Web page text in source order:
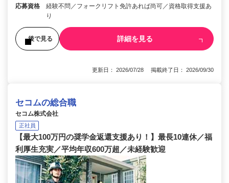
応募資格
経験不問／フォークリフト免許あれば尚可／資格取得支援あ
り
後で見る 詳細を見る
更新日： 2026/07/28 掲載終了日： 2026/09/30
セコムの総合職
セコム株式会社
正社員
【最大100万円の奨学金返還支援あり！】最長10連休／福
利厚生充実／平均年収600万超／未経験歓迎